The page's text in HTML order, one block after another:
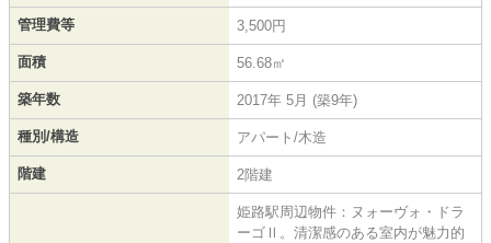
管理費等 3,500円
面積 56.68㎡
築年数 2017年 5月 (築9年)
種別/構造 アパート/木造
階建 2階建
姫路駅周辺物件：ヌォーヴォ・ドラ
ーゴⅡ。清潔感のある室内が魅力的